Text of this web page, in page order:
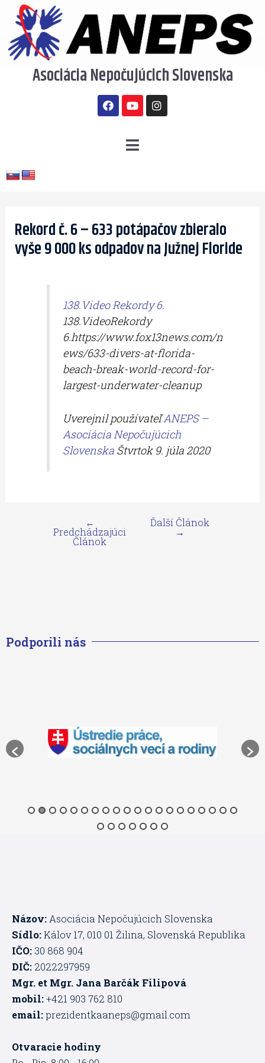
Preskočiť
obsah
Asociácia Nepočujúcich Slovenska
a
c
e
o
u
t
b
e
n
s
t
Menu
Rekord č. 6 – 633 potápačov zbieralo
vyše 9 000 ks odpadov na Južnej Floride
138.Video Rekordy 6.
138.VideoRekordy
6.https://www.fox13news.com/n
ews/633-divers-at-florida-
beach-break-world-record-for-
largest-underwater-cleanup
Uverejnil používateľANEPS –
Asociácia Nepočujúcich
Slovenska Štvrtok 9. júla 2020
←
Predchádzajúci
Článok
Ďalší Článok
→
Podporili nás
Názov: Asociácia Nepočujúcich Slovenska
Sídlo:Kálov 17, 010 01 Žilina, Slovenská Republika
IČO: 30 868 904
DIČ: 2022297959
Mgr. et Mgr. Jana Barčák Filipová
mobil:+421 903 762 810
email:prezidentkaaneps@gmail.com
Otvaracie hodiny